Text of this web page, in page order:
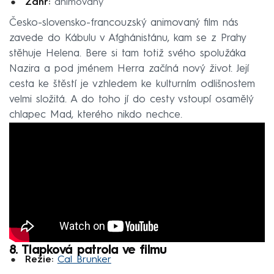
Žánr:animovaný
Česko-slovensko-francouzský animovaný film nás
zavede do Kábulu v Afghánistánu, kam se z Prahy
stěhuje Helena. Bere si tam totiž svého spolužáka
Nazira a pod jménem Herra začíná nový život. Její
cesta ke štěstí je vzhledem ke kulturním odlišnostem
velmi složitá. A do toho jí do cesty vstoupí osamělý
chlapec Mad, kterého nikdo nechce.
8. Tlapková patrola ve filmu
Režie: Cal Brunker